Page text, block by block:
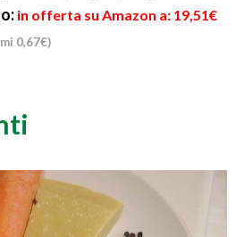
in offerta su Amazon a: 19,51€
0,67€)